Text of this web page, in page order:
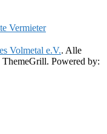
Vermieter
Volmetal e.V.. Alle
ThemeGrill. Powered by: